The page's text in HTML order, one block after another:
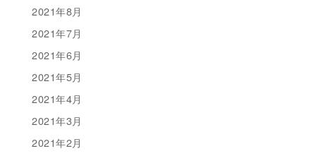
2021年8月
2021年7月
2021年6月
2021年5月
2021年4月
2021年3月
2021年2月